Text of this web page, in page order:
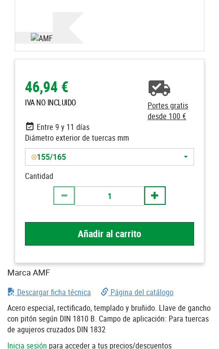
46,94 €
IVA NO INCLUIDO
Portes gratis
desde 100 €
Entre 9 y 11 días
Diámetro exterior de tuercas mm
155/165
Cantidad
Añadir al carrito
Marca AMF
Descargar ficha técnica
Página del catálogo
Acero especial, rectificado, templado y bruñido. Llave de gancho
con pitón según DIN 1810 B. Campo de aplicación: Para tuercas
de agujeros cruzados DIN 1832
Inicia sesión para acceder a tus precios/descuentos